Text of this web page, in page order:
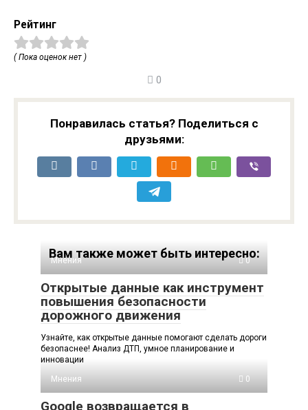
Рейтинг
( Пока оценок нет )
0
Понравилась статья? Поделиться с
друзьями:
Вам также может быть интересно:
Мнения 0
Открытые данные как инструмент
повышения безопасности
дорожного движения
Узнайте, как открытые данные помогают сделать дороги
безопаснее! Анализ ДТП, умное планирование и
инновации
Мнения
0
Google возвращается в